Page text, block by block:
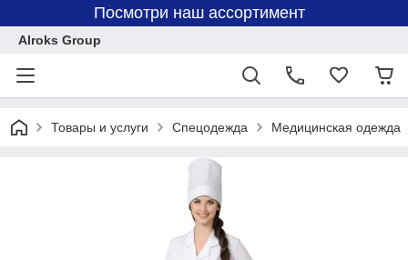
Посмотри наш ассортимент
Alroks Group
Товары и услуги Спецодежда Медицинская одежда